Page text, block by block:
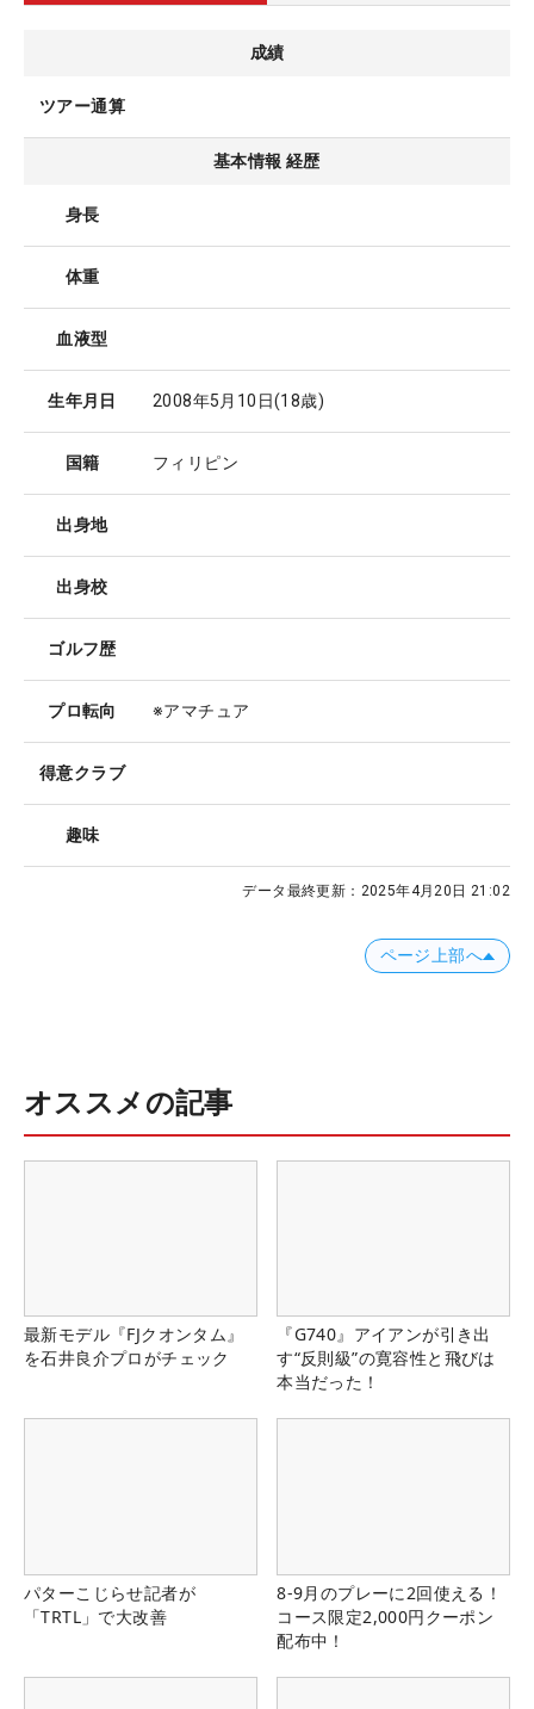
成績
ツアー通算
基本情報 経歴
身長
体重
血液型
生年月日 2008年5月10日(18歳)
国籍 フィリピン
出身地
出身校
ゴルフ歴
プロ転向 ※アマチュア
得意クラブ
趣味
データ最終更新： 2025年4月20日 21:02
ページ上部へ
オススメの記事
最新モデル『FJクオンタム』
を石井良介プロがチェック
『G740』アイアンが引き出
す“反則級”の寛容性と飛びは
本当だった！
パターこじらせ記者が
「TRTL」で大改善
8-9月のプレーに2回使える！
コース限定2,000円クーポン
配布中！